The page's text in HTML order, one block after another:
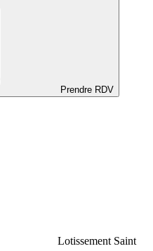
Prendre RDV
Lotissement Saint